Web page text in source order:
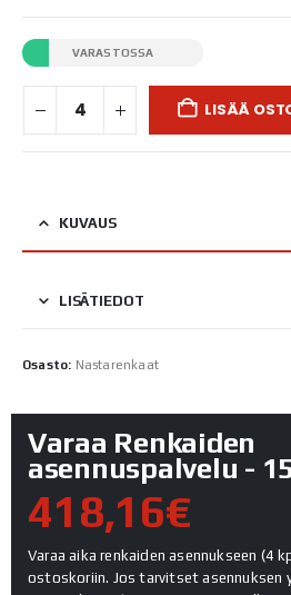
VARASTOSSA
LISÄÄ
KUVAUS
LISÄTIEDOT
Osasto: Nastarenkaat
Varaa Renkaiden
asennuspalvelu -
418,16€
Varaa aika renkaiden asennukseen (4
ostoskoriin. Jos tarvitset asennuksen